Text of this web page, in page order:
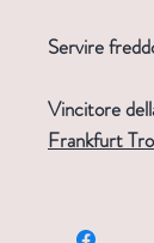
Servire
Vincitore
Frankfurt